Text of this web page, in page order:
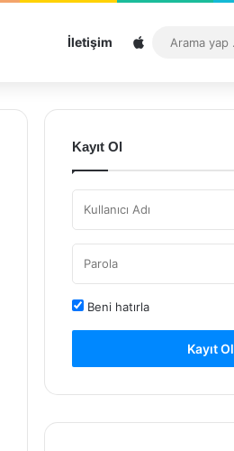
İletişim Sitemap
Kayıt Ol
Beni hatırla
Kayıt Ol